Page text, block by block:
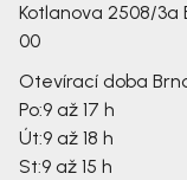
Kotlanova 2508/3a
00
Otevírací doba
Po:9 až 17 h
Út:9 až 18 h
St:9 až 15 h